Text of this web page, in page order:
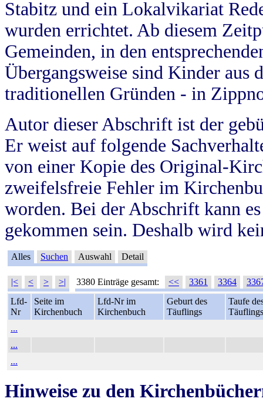
Stabitz und ein Lokalvikariat
wurden errichtet. Ab diesem
Gemeinden, in den
Übergangsweise sind Kinder aus
traditionellen Gründen - in
Autor dieser Abschrift ist der
Er weist auf folgende
von einer Kopie des Original-
zweifelsfreie Fehler im
worden. Bei der Abschrift kann
gekommen sein. Deshalb wird
Alles Suchen Auswahl Detail
|< < > >| 3380 Einträge gesamt: << 3361 3364
Lfd-
Nr
Seite im
Kirchenbuch
Lfd-Nr im
Kirchenbuch
Geburt des
Täuflings
Taufe
Täuflings
...
...
...
Hinweise zu den